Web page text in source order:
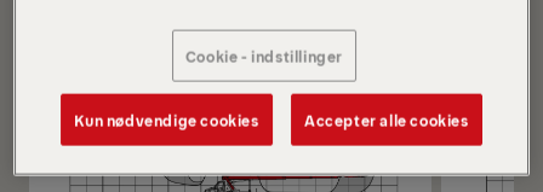
Cookie - indstillinger
Kun nødvendige cookies Accepter alle cookies